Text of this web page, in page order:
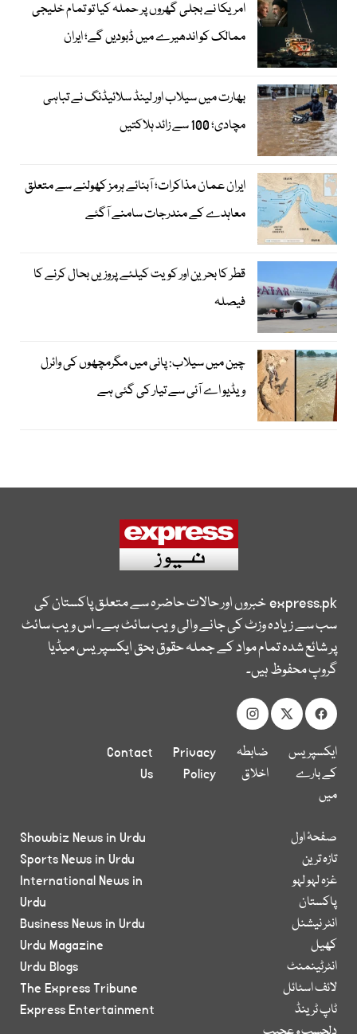
امریکا نے بجلی گھروں پر حملہ کیا تو تمام خلیجی
ممالک کو اندھیرے میں ڈبودیں گے؛ ایران
بھارت میں سیلاب اور لینڈ سلائیڈنگ نے تباہی
مچادی؛ 100 سے زائد ہلاکتیں
ایران عمان مذاکرات؛ آبنائے ہرمز کھولنے سے متعلق
معاہدے کے مندرجات سامنے آگئے
قطر کا بحرین اور کویت کیلئے پروزیں بحال کرنے کا
فیصلہ
چین میں سیلاب: پانی میں مگرمچھوں کی وائرل
ویڈیو اے آئی سے تیار کی گئی ہے
express.pkخبروں اور حالات حاضرہ سے متعلق پاکستان کی
سب سے زیادہ وزٹ کی جانے والی ویب سائٹ ہے۔ اس ویب سائٹ
پر شائع شدہ تمام مواد کے جملہ حقوق بحق ایکسپریس میڈیا
گروپ محفوظ ہیں۔
ایکسپریس
کے بارے
میں
ضابطہ
اخلاق
Privacy
Policy
Contact
Us
صفحۂ اول
تازہ ترین
غزہ لہو لہو
پاکستان
انٹر نیشنل
کھیل
انٹرٹینمنٹ
لائف اسٹائل
ٹاپ ٹرینڈ
Showbiz News in Urdu
Sports News in Urdu
International News in
Urdu
Business News in Urdu
Urdu Magazine
Urdu Blogs
The Express Tribune
Express Entertainment